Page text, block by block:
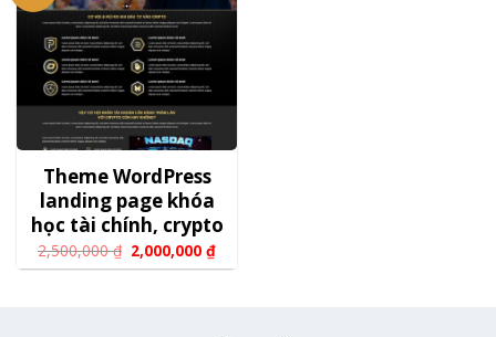
Theme WordPress
landing page khóa
học tài chính, crypto
2,500,000₫ 2,000,000₫